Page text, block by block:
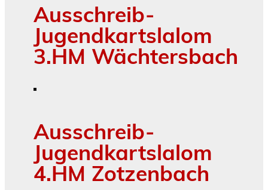
Ausschreib-
Jugendkartslalom
3.HM Wächtersbach
Ausschreib-
Jugendkartslalom
4.HM Zotzenbach